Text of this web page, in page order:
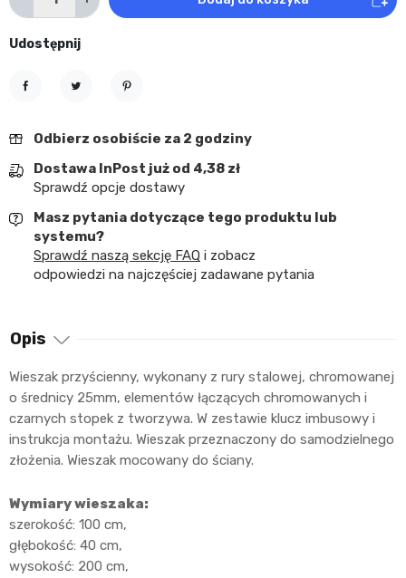
Udostępnij
Odbierz osobiście za 2 godziny
Dostawa InPost już od 4,38 zł
Sprawdź opcje dostawy
Masz pytania dotyczące tego produktu lub
systemu?
Sprawdź naszą sekcję FAQ i zobacz
odpowiedzi na najczęściej zadawane pytania
Opis
Wieszak przyścienny, wykonany z rury stalowej, chromowanej
o średnicy 25mm, elementów łączących chromowanych i
czarnych stopek z tworzywa. W zestawie klucz imbusowy i
instrukcja montażu. Wieszak przeznaczony do samodzielnego
złożenia. Wieszak mocowany do ściany.
Wymiary wieszaka:
szerokość: 100 cm,
głębokość: 40 cm,
wysokość: 200 cm,